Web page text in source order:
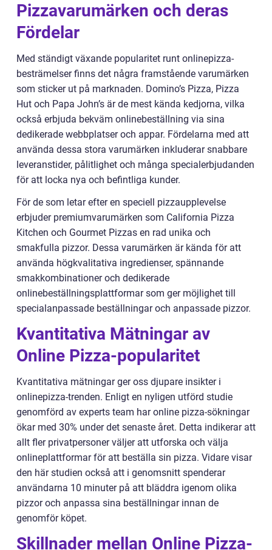
Pizzavarumärken och deras
Fördelar
Med ständigt växande popularitet runt onlinepizza-
besträmelser finns det några framstående varumärken
som sticker ut på marknaden. Domino’s Pizza, Pizza
Hut och Papa John’s är de mest kända kedjorna, vilka
också erbjuda bekväm onlinebeställning via sina
dedikerade webbplatser och appar. Fördelarna med att
använda dessa stora varumärken inkluderar snabbare
leveranstider, pålitlighet och många specialerbjudanden
för att locka nya och befintliga kunder.
För de som letar efter en speciell pizzaupplevelse
erbjuder premiumvarumärken som California Pizza
Kitchen och Gourmet Pizzas en rad unika och
smakfulla pizzor. Dessa varumärken är kända för att
använda högkvalitativa ingredienser, spännande
smakkombinationer och dedikerade
onlinebeställningsplattformar som ger möjlighet till
specialanpassade beställningar och anpassade pizzor.
Kvantitativa Mätningar av
Online Pizza-popularitet
Kvantitativa mätningar ger oss djupare insikter i
onlinepizza-trenden. Enligt en nyligen utförd studie
genomförd av experts team har online pizza-sökningar
ökar med 30% under det senaste året. Detta indikerar att
allt fler privatpersoner väljer att utforska och välja
onlineplattformar för att beställa sin pizza. Vidare visar
den här studien också att i genomsnitt spenderar
användarna 10 minuter på att bläddra igenom olika
pizzor och anpassa sina beställningar innan de
genomför köpet.
Skillnader mellan Online Pizza-